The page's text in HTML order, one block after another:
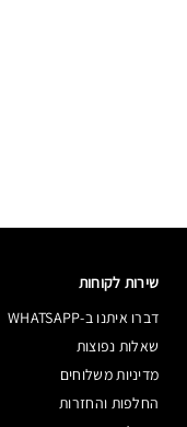
שירות לקוחות
דברו איתנו ב-WHATSAPP
שאלות נפוצות
מדיניות משלוחים
החלפות והחזרות